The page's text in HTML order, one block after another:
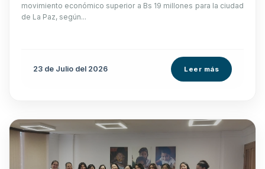
movimiento económico superior a Bs 19 millones para la ciudad
de La Paz, según...
23 de Julio del 2026 Leer más